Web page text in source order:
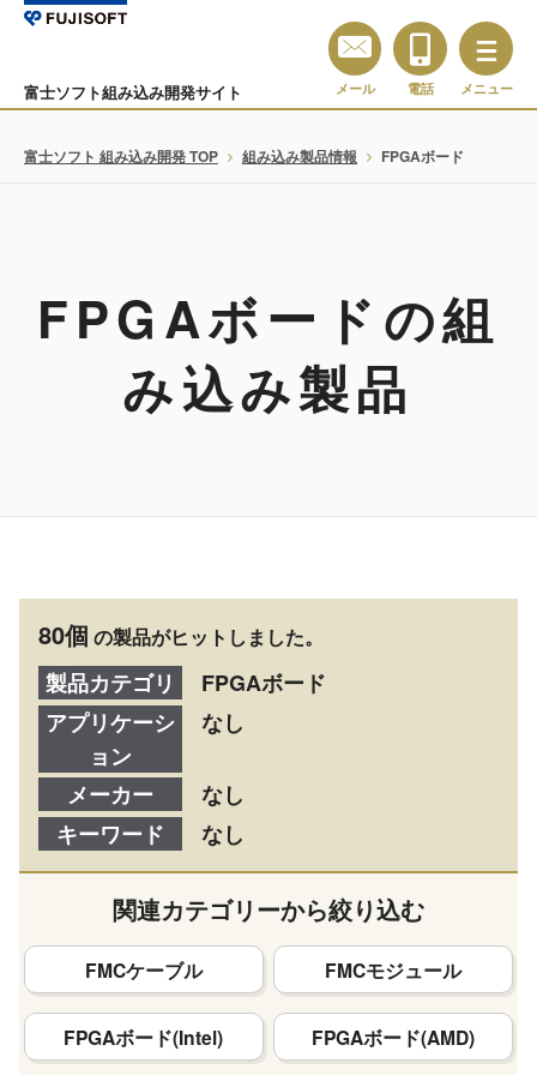
富士ソフト組み込み開発サイト メール 電話 メニュー
富士ソフト 組み込み開発 TOP 組み込み製品情報 FPGAボード
FPGAボードの組
み込み製品
80個 の製品がヒットしました。
製品カテゴリ
FPGAボード
アプリケーシ
ョン
なし
メーカー
なし
キーワード
なし
関連カテゴリーから絞り込む
FMCケーブル FMCモジュール
FPGAボード(Intel) FPGAボード(AMD)